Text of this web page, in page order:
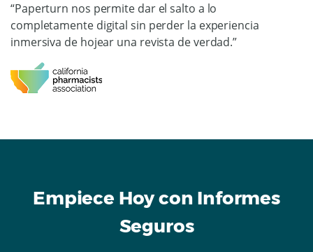
“Paperturn nos permite dar el salto a lo
completamente digital sin perder la experiencia
inmersiva de hojear una revista de verdad.”
Empiece Hoy con Informes
Seguros